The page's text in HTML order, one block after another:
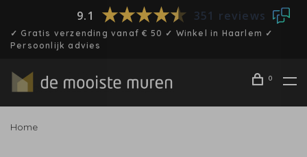
9.1 351 reviews
✓ Gratis verzending vanaf € 50 ✓ Winkel in Haarlem ✓
Persoonlijk advies
0
Home